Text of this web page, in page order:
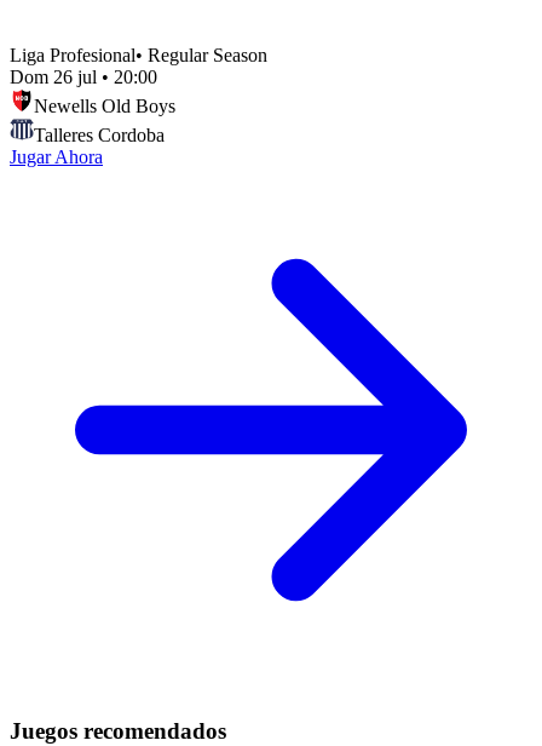
Liga Profesional• Regular Season
Dom 26 jul • 20:00
Newells Old Boys
Talleres Cordoba
Jugar Ahora
Juegos recomendados